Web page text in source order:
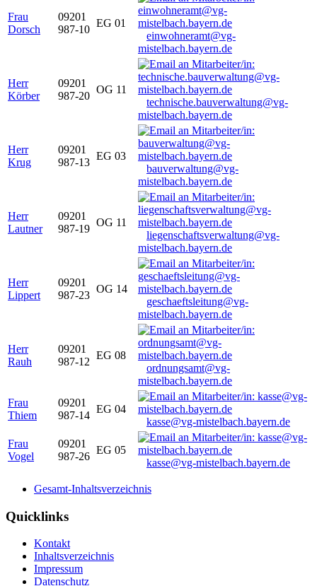
Frau
Dorsch
09201
987-10
EG 01
einwohneramt@vg-
mistelbach.bayern.de
Herr
Körber
09201
987-20
OG 11
technische.bauverwaltung@vg-
mistelbach.bayern.de
Herr
Krug
09201
987-13
EG 03
bauverwaltung@vg-
mistelbach.bayern.de
Herr
Lautner
09201
987-19
OG 11
liegenschaftsverwaltung@vg-
mistelbach.bayern.de
Herr
Lippert
09201
987-23
OG 14
geschaeftsleitung@vg-
mistelbach.bayern.de
Herr
Rauh
09201
987-12
EG 08
ordnungsamt@vg-
mistelbach.bayern.de
Frau
Thiem
09201
987-14
EG 04
kasse@vg-mistelbach.bayern.de
Frau
Vogel
09201
987-26
EG 05
kasse@vg-mistelbach.bayern.de
Gesamt-Inhaltsverzeichnis
Quicklinks
Kontakt
Inhaltsverzeichnis
Impressum
Datenschutz